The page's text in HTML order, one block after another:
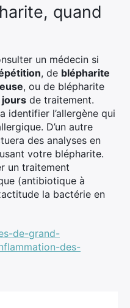
quand
un médecin si
, de blépharite
, ou de blépharite
jours de traitement.
identifier l’allergène qui
D’un autre
des analyses en
votre blépharite.
un traitement
(antibiotique à
la bactérie en
de-grand-
des-